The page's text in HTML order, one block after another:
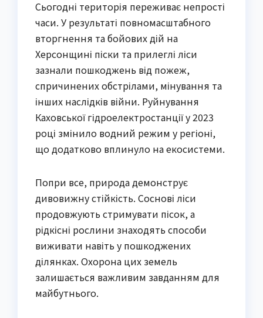
Сьогодні територія переживає непрості
часи. У результаті повномасштабного
вторгнення та бойових дій на
Херсонщині піски та прилеглі ліси
зазнали пошкоджень від пожеж,
спричинених обстрілами, мінування та
інших наслідків війни. Руйнування
Каховської гідроелектростанції у 2023
році змінило водний режим у регіоні,
що додатково вплинуло на екосистеми.
Попри все, природа демонструє
дивовижну стійкість. Соснові ліси
продовжують стримувати пісок, а
рідкісні рослини знаходять способи
виживати навіть у пошкоджених
ділянках. Охорона цих земель
залишається важливим завданням для
майбутнього.